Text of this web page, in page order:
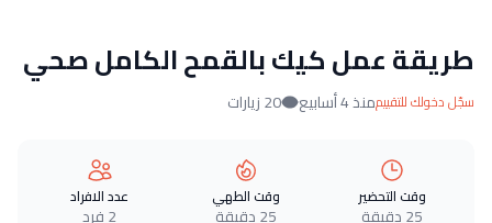
طريقة عمل كيك بالقمح الكامل صحي
سجّل دخولك للتقييممنذ 4 أسابيع 20 زيارات
وقت التحضير
25 دقيقة
وقت الطهي
25 دقيقة
عدد الافراد
2 فرد